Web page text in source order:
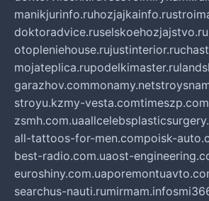
manikjurinfo.ruhozjajkainfo.ru
doktoradvice.ruselskoehozjajstvo.ru
otopleniehouse.rujustinterior.ru
mojateplica.rupodelkimaster.ru
garazhov.commonamy.net
stroyu.kzmy-vesta.comtimeszp.com
zsmh.com.ua
all-tattoos-for-men.compoisk-
best-radio.com.uaost-
euroshiny.com.ua
searchus-nauti.rumirmam.info